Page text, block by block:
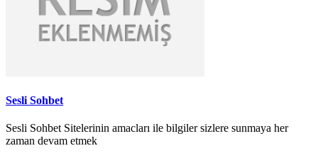
Sesli Sohbet
Sesli Sohbet Sitelerinin amacları ile bilgiler sizlere sunmaya her
zaman devam etmek